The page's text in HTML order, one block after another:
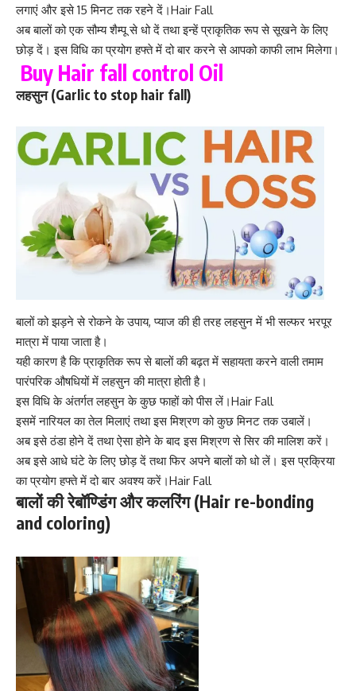
लगाएं और इसे 15 मिनट तक रहने दें।Hair Fall
अब बालों को एक सौम्य शैम्पू से धो दें तथा इन्हें प्राकृतिक रूप से सूखने के लिए
छोड़ दें। इस विधि का प्रयोग हफ्ते में दो बार करने से आपको काफी लाभ मिलेगा।
Buy Hair fall control Oil
लहसुन (Garlic to stop hair fall)
बालों को झड़ने से रोकने के उपाय, प्याज की ही तरह लहसुन में भी सल्फर भरपूर
मात्रा में पाया जाता है।
यही कारण है कि प्राकृतिक रूप से बालों की बढ़त में सहायता करने वाली तमाम
पारंपरिक औषधियों में लहसुन की मात्रा होती है।
इस विधि के अंतर्गत लहसुन के कुछ फाहों को पीस लें।Hair Fall
इसमें नारियल का तेल मिलाएं तथा इस मिश्रण को कुछ मिनट तक उबालें।
अब इसे ठंडा होने दें तथा ऐसा होने के बाद इस मिश्रण से सिर की मालिश करें।
अब इसे आधे घंटे के लिए छोड़ दें तथा फिर अपने बालों को धो लें। इस प्रक्रिया
का प्रयोग हफ्ते में दो बार अवश्य करें।Hair Fall
बालों की रेबॉण्डिंग और कलरिंग (Hair re-bonding
and coloring)